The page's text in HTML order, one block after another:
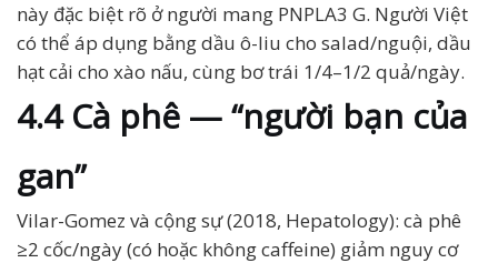
này đặc biệt rõ ở người mang PNPLA3 G. Người Việt
có thể áp dụng bằng dầu ô-liu cho salad/nguội, dầu
hạt cải cho xào nấu, cùng bơ trái 1/4–1/2 quả/ngày.
4.4 Cà phê — “người bạn của
gan”
Vilar-Gomez và cộng sự (2018, Hepatology): cà phê
≥2 cốc/ngày (có hoặc không caffeine) giảm nguy cơ